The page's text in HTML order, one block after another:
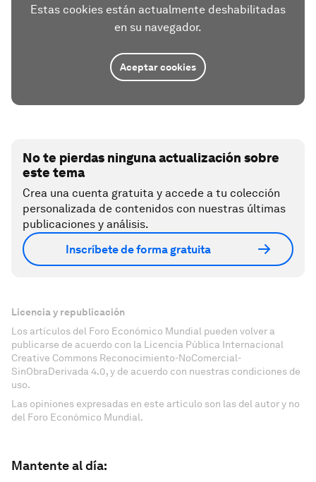
Estas cookies están actualmente deshabilitadas
en su navegador.
Aceptar cookies
No te pierdas ninguna actualización sobre
este tema
Crea una cuenta gratuita y accede a tu colección
personalizada de contenidos con nuestras últimas
publicaciones y análisis.
Inscríbete de forma gratuita
Licencia y republicación
Los artículos del Foro Económico Mundial pueden volver a
publicarse de acuerdo con la Licencia Pública Internacional
Creative Commons Reconocimiento-NoComercial-
SinObraDerivada 4.0, y de acuerdo con nuestras condiciones de
uso.
Las opiniones expresadas en este artículo son las del autor y no
del Foro Económico Mundial.
Mantente al día: